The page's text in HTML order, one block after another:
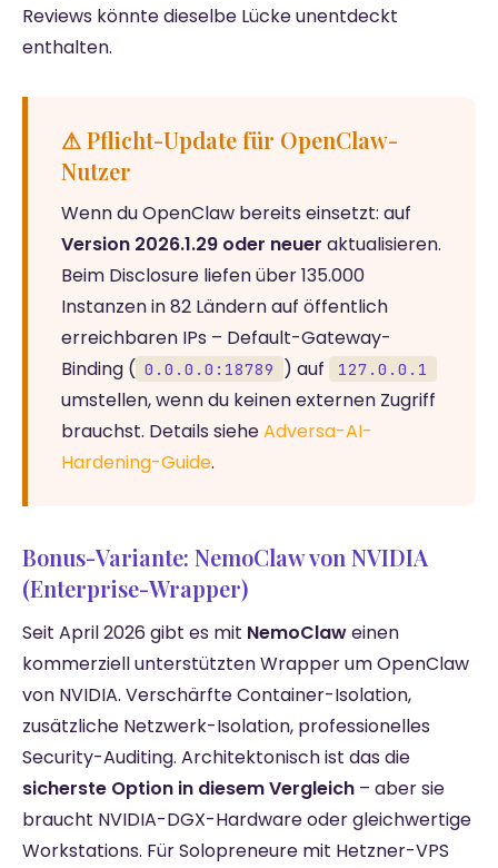
Reviews könnte dieselbe Lücke unentdeckt
enthalten.
⚠ Pflicht-Update für OpenClaw-
Nutzer
Wenn du OpenClaw bereits einsetzt: auf
Version 2026.1.29 oder neuer aktualisieren.
Beim Disclosure liefen über 135.000
Instanzen in 82 Ländern auf öffentlich
erreichbaren IPs – Default-Gateway-
Binding ( 0.0.0.0:18789 ) auf 127.0.0.1
umstellen, wenn du keinen externen Zugriff
brauchst. Details sieheAdversa-AI-
Hardening-Guide.
Bonus-Variante: NemoClaw von NVIDIA
(Enterprise-Wrapper)
Seit April 2026 gibt es mit NemoClaweinen
kommerziell unterstützten Wrapper um OpenClaw
von NVIDIA. Verschärfte Container-Isolation,
zusätzliche Netzwerk-Isolation, professionelles
Security-Auditing. Architektonisch ist das die
sicherste Option in diesem Vergleich – aber sie
braucht NVIDIA-DGX-Hardware oder gleichwertige
Workstations. Für Solopreneure mit Hetzner-VPS